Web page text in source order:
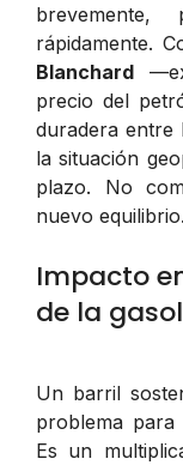
rápidamente.
Blanchard
precio del
duradera entre
la situación
plazo. No
nuevo equilibrio.
Impacto
de la
Un barril
problema
Es un